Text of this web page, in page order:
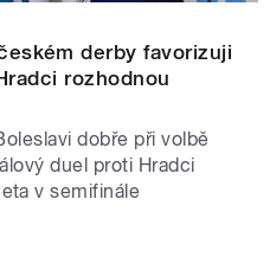
derby favorizuji
rozhodnou
dobře při volbě
duel proti Hradci
v semifinále